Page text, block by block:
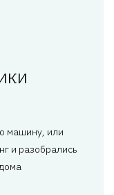
машину, или
и разобрались